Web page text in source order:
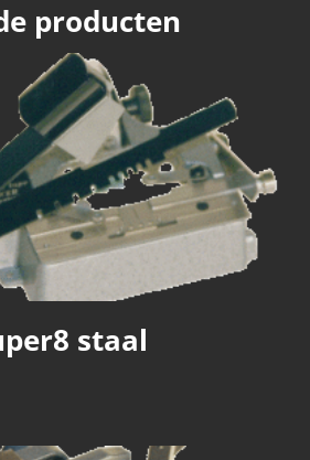
producten
staal